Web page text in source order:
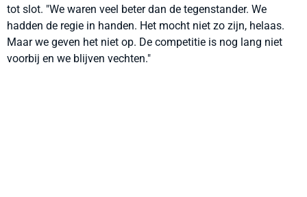
tot slot. "We waren veel beter dan de tegenstander. We
hadden de regie in handen. Het mocht niet zo zijn, helaas.
Maar we geven het niet op. De competitie is nog lang niet
voorbij en we blijven vechten."